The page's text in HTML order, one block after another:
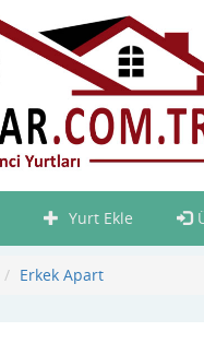
Yurt Ekle
Erkek Apart